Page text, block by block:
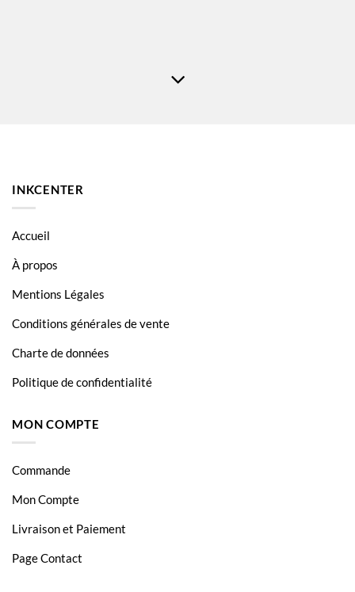
INKCENTER
Accueil
À propos
Mentions Légales
Conditions générales de vente
Charte de données
Politique de confidentialité
MON COMPTE
Commande
Mon Compte
Livraison et Paiement
Page Contact